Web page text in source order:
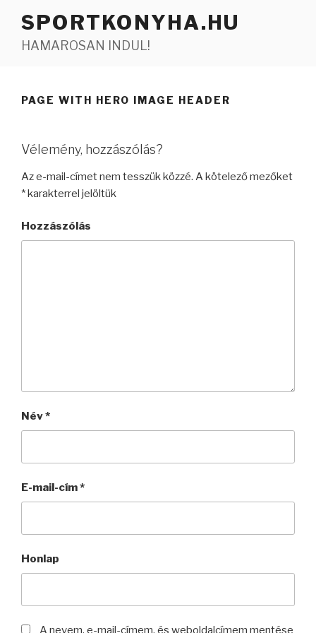
SPORTKONYHA.HU
HAMAROSAN INDUL!
PAGE WITH HERO IMAGE HEADER
Vélemény, hozzászólás?
Az e-mail-címet nem tesszük közzé. A kötelező mezőket
*karakterrel jelöltük
Hozzászólás
Név*
E-mail-cím*
Honlap
A nevem, e-mail-címem, és weboldalcímem mentése